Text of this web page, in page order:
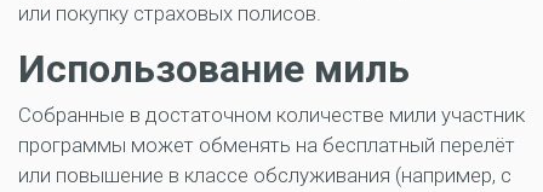
или покупку страховых полисов.
Использование миль
Собранные в достаточном количестве мили участник
программы может обменять на бесплатный перелёт
или повышение в классе обслуживания (например, с